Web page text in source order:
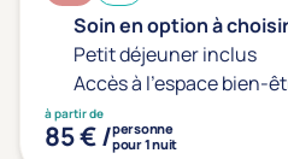
Soin en option à choisir
Petit déjeuner inclus
Accès à l'espace bien-
à partir de
85 € /personne
pour 1 nuit